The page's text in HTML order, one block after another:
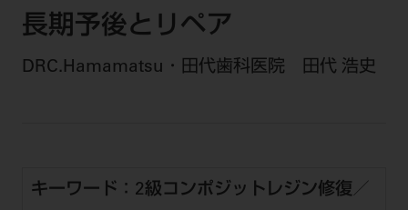
長期予後とリペア
DRC.Hamamatsu・田代歯科医院 田代 浩史
キーワード：2級コンポジットレジン修復／
X線撮影装置・器具関連
レーザー装置関連
IT商品
製品から探す
商品に関するお問い合わせ
全てのセミナー・イベント
歯科医師
歯科助手
開業支援
One to One Club
歯科開業への道
勤務医会員
高齢者歯科